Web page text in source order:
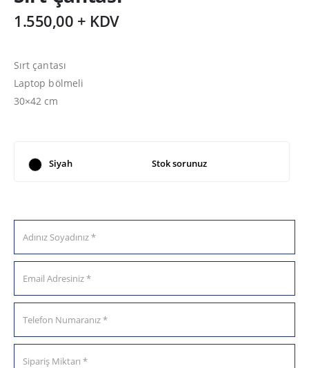
1.550,00 + KDV
Sırt çantası
Laptop bölmeli
30×42 cm
Siyah Stok sorunuz